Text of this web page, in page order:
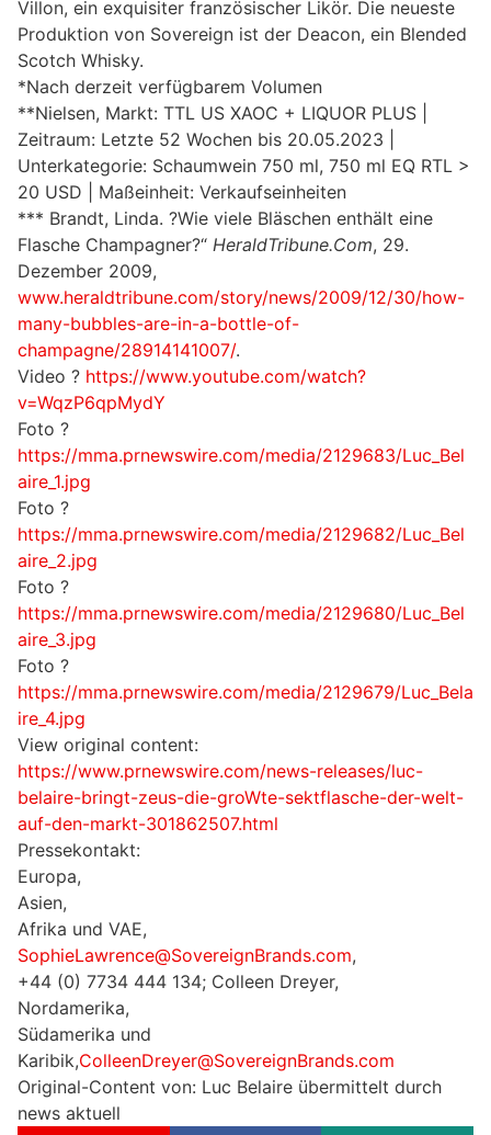
Villon, ein exquisiter französischer Likör. Die neueste
Produktion von Sovereign ist der Deacon, ein Blended
Scotch Whisky.
*Nach derzeit verfügbarem Volumen
**Nielsen, Markt: TTL US XAOC + LIQUOR PLUS |
Zeitraum: Letzte 52 Wochen bis 20.05.2023 |
Unterkategorie: Schaumwein 750 ml, 750 ml EQ RTL >
20 USD | Maßeinheit: Verkaufseinheiten
*** Brandt, Linda. ?Wie viele Bläschen enthält eine
Flasche Champagner?“ HeraldTribune.Com, 29.
Dezember 2009,
www.heraldtribune.com/story/news/2009/12/30/how-
many-bubbles-are-in-a-bottle-of-
champagne/28914141007/.
Video ? https://www.youtube.com/watch?
v=WqzP6qpMydY
Foto ?
https://mma.prnewswire.com/media/2129683/Luc_Bel
aire_1.jpg
Foto ?
https://mma.prnewswire.com/media/2129682/Luc_Bel
aire_2.jpg
Foto ?
https://mma.prnewswire.com/media/2129680/Luc_Bel
aire_3.jpg
Foto ?
https://mma.prnewswire.com/media/2129679/Luc_Bela
ire_4.jpg
View original content:
https://www.prnewswire.com/news-releases/luc-
belaire-bringt-zeus-die-groWte-sektflasche-der-welt-
auf-den-markt-301862507.html
Pressekontakt:
Europa,
Asien,
Afrika und VAE,
SophieLawrence@SovereignBrands.com,
+44 (0) 7734 444 134; Colleen Dreyer,
Nordamerika,
Südamerika und
Karibik,ColleenDreyer@SovereignBrands.com
Original-Content von: Luc Belaire übermittelt durch
news aktuell